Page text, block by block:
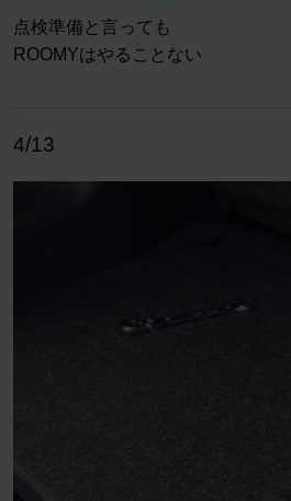
点検準備と言っても
ROOMYはやることない
4/13